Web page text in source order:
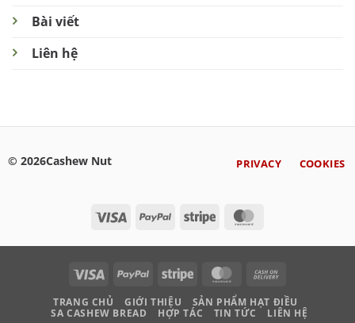
Bài viết
Liên hệ
© 2026Cashew Nut
Visa PayPalStripe
PRIVACY COOKIES
Visa PayPal Stripe MasterCard
Delivery
TRANG CHỦ GIỚI THIỆU
SẢN PHẨM HẠT ĐIỀU
SA CASHEW BREAD
HỢP TÁC TIN TỨC LIÊN HỆ